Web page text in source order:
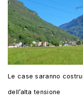
Le case saranno
dell’alta tensione